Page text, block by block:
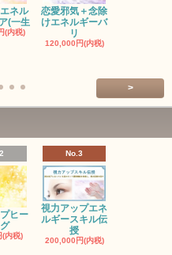
ネル
(一生
(内税)
恋愛邪気＋念除
けエネルギーバ
リ
120,000円(内税)
>
ヒー
内税)
No.3
視力アップエネ
ルギースキル伝
授
200,000円(内税)